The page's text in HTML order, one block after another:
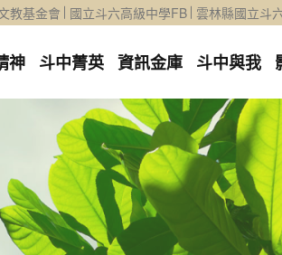
教基金會 國立斗六高級中學FB 雲林縣國立斗
神 斗中菁英 資訊金庫 斗中與我